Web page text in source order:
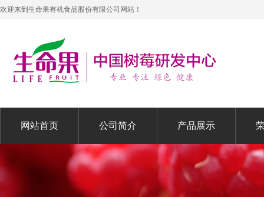
欢迎来到生命果有机食品股份有限公司网站！
网站首页 公司简介 产品展示